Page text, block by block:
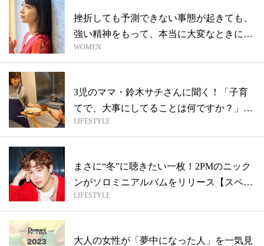
挫折しても予測できない事態が起きても、
強い精神をもって、本当に大変なときに人
に優...
WOMEN
3児のママ・鈴木サチさんに聞く！「子育
てで、大事にしてることは何ですか？」
【モデ...
LIFESTYLE
まさに“冬”に聴きたい一枚！2PMのニック
ンがソロミニアルバムをリリース【スペ
シ...
LIFESTYLE
大人の女性が「夢中になった人」を一気見